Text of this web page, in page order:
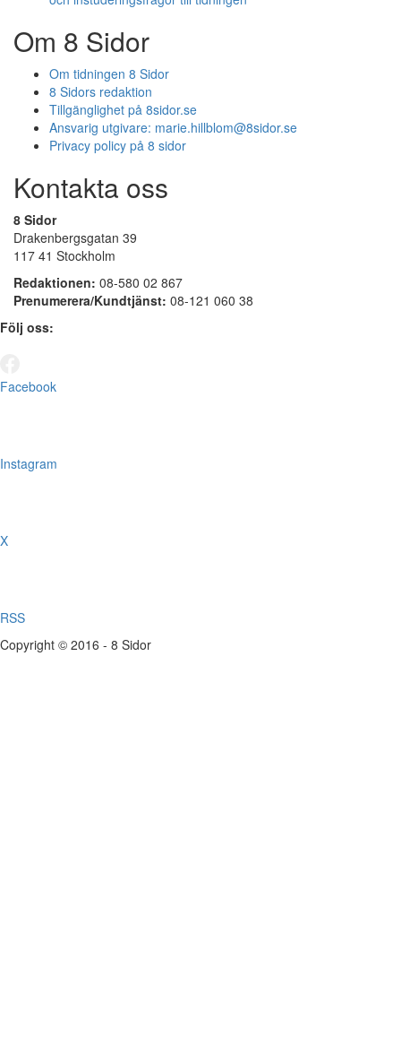
Om 8 Sidor
Om tidningen 8 Sidor
8 Sidors redaktion
Tillgänglighet på 8sidor.se
Ansvarig utgivare: marie.hillblom@8sidor.se
Privacy policy på 8 sidor
Kontakta oss
8 Sidor
Drakenbergsgatan 39
117 41 Stockholm
Redaktionen: 08-580 02 867
Prenumerera/Kundtjänst: 08-121 060 38
Följ oss:
Facebook
Instagram
X
RSS
Copyright © 2016 - 8 Sidor